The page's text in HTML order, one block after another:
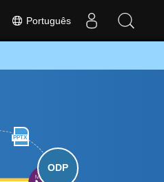
Português
PPTX
ODP